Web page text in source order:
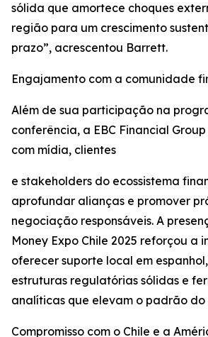
sólida que amortece choques
região para um crescimento
prazo”, acrescentou Barrett.
Engajamento com a comunidade
Além de sua participação na
conferência, a EBC Financial
com mídia, clientes
e stakeholders do ecossistema
aprofundar alianças e promover
negociação responsáveis. A
Money Expo Chile 2025 reforçou a
oferecer suporte local em
estruturas regulatórias sólidas e
analíticas que elevam o padrão do
Compromisso com o Chile e a